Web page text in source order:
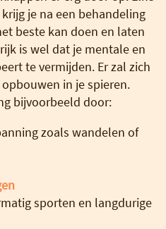
je na een behandeling
beste kan doen en laten
is wel dat je mentale en
te vermijden. Er zal zich
in je spieren.
bijvoorbeeld door:
zoals wandelen of
sporten en langdurige